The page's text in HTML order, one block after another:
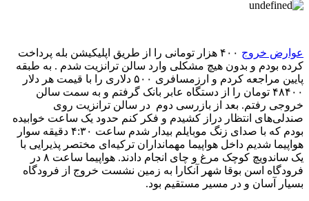
عوارض خروج
۴۰۰ هزار تومانی را از طریق اپلیکیشن بله پرداخت
کرده بودم و بدون هیچ مشکلی وارد سالن ترانزیت شدم . به طبقه
پایین مراجعه کردم و ارزمسافری ۵۰۰ دلاری را با قیمت هر دلار
۴۸۴۰۰ تومان را از دستگاه عابر بانک گرفتم و به سمت سالن
خروجی رفتم. بعد از بازرسی دوم در سالن ترانزیت روی
صندلی‌های انتظار دراز کشیدم و فکر کنم حدود یک ساعت خوابیده
بودم که با صدای زنگ موبایلم بیدار شدم ساعت ۴:۳۰ دقیقه سوار
هواپیما شدیم داخل هواپیما مهمانداران ترکیه‌ای مختصر پذیرایی با
یک ساندویچ کوچک مرغ و چای انجام دادند. هواپیما ساعت ۸ در
فرودگاه اسن بوقا شهر آنکارا به زمین نشست خروج از فرودگاه
بسیار آسان و در مسیر مستقیم بود.